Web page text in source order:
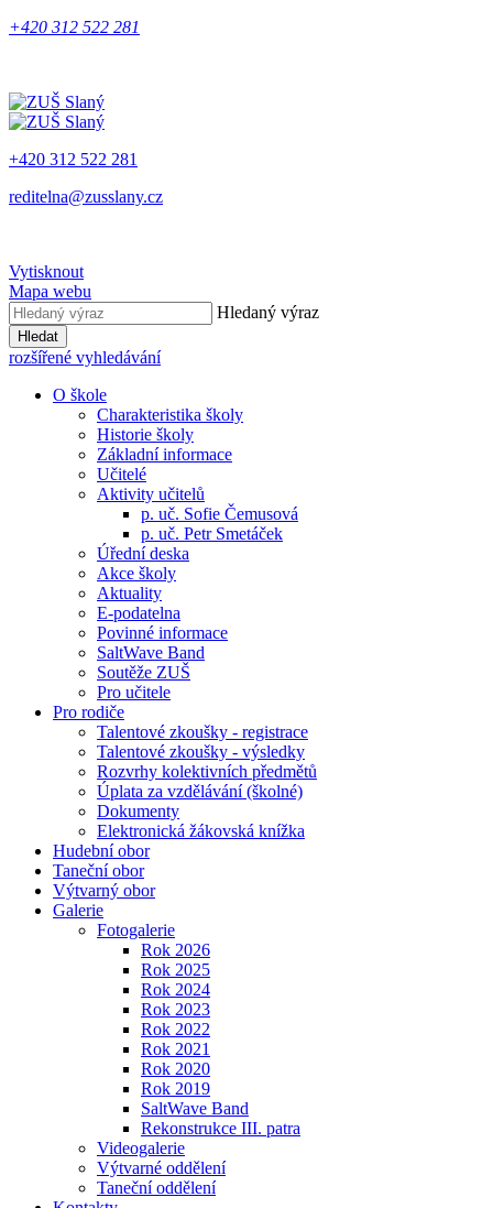
+420 312 522 281
+420 312 522 281
reditelna@zusslany.cz
Vytisknout
Mapa webu
Hledaný výraz
Hledat
rozšířené vyhledávání
O škole
Charakteristika školy
Historie školy
Základní informace
Učitelé
Aktivity učitelů
p. uč. Sofie Čemusová
p. uč. Petr Smetáček
Úřední deska
Akce školy
Aktuality
E-podatelna
Povinné informace
SaltWave Band
Soutěže ZUŠ
Pro učitele
Pro rodiče
Talentové zkoušky - registrace
Talentové zkoušky - výsledky
Rozvrhy kolektivních předmětů
Úplata za vzdělávání (školné)
Dokumenty
Elektronická žákovská knížka
Hudební obor
Taneční obor
Výtvarný obor
Galerie
Fotogalerie
Rok 2026
Rok 2025
Rok 2024
Rok 2023
Rok 2022
Rok 2021
Rok 2020
Rok 2019
SaltWave Band
Rekonstrukce III. patra
Videogalerie
Výtvarné oddělení
Taneční oddělení